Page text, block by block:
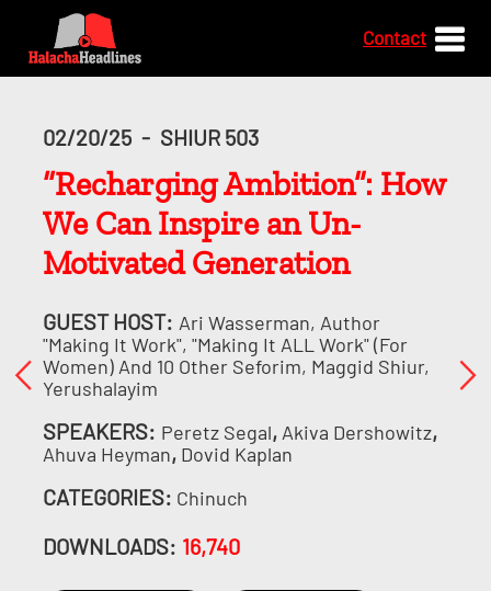
Contact
02/20/25 - SHIUR 503
“Recharging Ambition”: How
We Can Inspire an Un-
Motivated Generation
GUEST HOST: Ari Wasserman, Author
"Making It Work", "Making It ALL Work" (for
Women) And 10 Other Seforim, Maggid Shiur,
Yerushalayim
SPEAKERS: Peretz Segal, Akiva Dershowitz,
Ahuva Heyman, Dovid Kaplan
CATEGORIES: Chinuch
DOWNLOADS: 16,740